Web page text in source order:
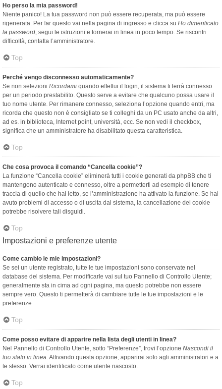
Ho perso la mia password!
Niente panico! La tua password non può essere recuperata, ma può essere
rigenerata. Per far questo vai nella pagina di ingresso e clicca su Ho dimenticato
la password, segui le istruzioni e tornerai in linea in poco tempo. Se riscontri
difficoltà, contatta l’amministratore.
Top
Perché vengo disconnesso automaticamente?
Se non selezioni Ricordami quando effettui il login, il sistema ti terrà connesso
per un periodo prestabilito. Questo serve a evitare che qualcuno possa usare il
tuo nome utente. Per rimanere connesso, seleziona l’opzione quando entri, ma
ricorda che questo non è consigliato se ti colleghi da un PC usato anche da altri,
ad es. in biblioteca, Internet point, università, ecc. Se non vedi il checkbox,
significa che un amministratore ha disabilitato questa caratteristica.
Top
Che cosa provoca il comando “Cancella cookie”?
La funzione “Cancella cookie” eliminerà tutti i cookie generati da phpBB che ti
mantengono autenticato e connesso, oltre a permetterti ad esempio di tenere
traccia di quello che hai letto, se l’amministrazione ha attivato la funzione. Se hai
avuto problemi di accesso o di uscita dal sistema, la cancellazione dei cookie
potrebbe risolvere tali disguidi.
Top
Impostazioni e preferenze utente
Come cambio le mie impostazioni?
Se sei un utente registrato, tutte le tue impostazioni sono conservate nel
database del sistema. Per modificarle vai sul tuo Pannello di Controllo Utente;
generalmente sta in cima ad ogni pagina, ma questo potrebbe non essere
sempre vero. Questo ti permetterà di cambiare tutte le tue impostazioni e le
preferenze.
Top
Come posso evitare di apparire nella lista degli utenti in linea?
Nel Pannello di Controllo Utente, sotto “Preferenze”, trovi l’opzione Nascondi il
tuo stato in linea. Attivando questa opzione, apparirai solo agli amministratori e a
te stesso. Verrai identificato come utente nascosto.
Top